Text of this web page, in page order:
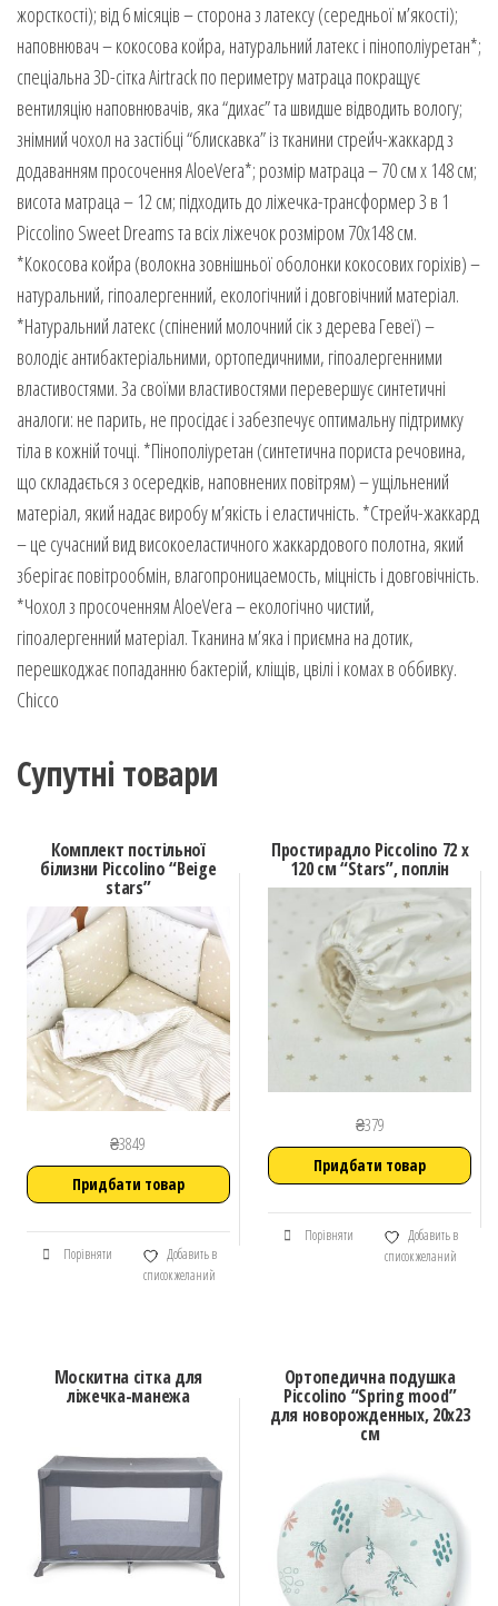
жорсткості); від 6 місяців – сторона з латексу (середньої м’якості);
наповнювач – кокосова койра, натуральний латекс і пінополіуретан*;
спеціальна 3D-сітка Airtrack по периметру матраца покращує
вентиляцію наповнювачів, яка “дихає” та швидше відводить вологу;
знімний чохол на застібці “блискавка” із тканини стрейч-жаккард з
додаванням просочення AloeVera*; розмір матраца – 70 см х 148 см;
висота матраца – 12 см; підходить до ліжечка-трансформер 3 в 1
Piccolino Sweet Dreams та всіх ліжечок розміром 70х148 см.
*Кокосова койра (волокна зовнішньої оболонки кокосових горіхів) –
натуральний, гіпоалергенний, екологічний і довговічний матеріал.
*Натуральний латекс (спінений молочний сік з дерева Гевеї) –
володіє антибактеріальними, ортопедичними, гіпоалергенними
властивостями. За своїми властивостями перевершує синтетичні
аналоги: не парить, не просідає і забезпечує оптимальну підтримку
тіла в кожній точці. *Пінополіуретан (синтетична пориста речовина,
що складається з осередків, наповнених повітрям) – ущільнений
матеріал, який надає виробу м’якість і еластичність. *Стрейч-жаккард
– це сучасний вид високоеластичного жаккардового полотна, який
зберігає повітрообмін, влагопроницаемость, міцність і довговічність.
*Чохол з просоченням AloeVera – екологічно чистий,
гіпоалергенний матеріал. Тканина м’яка і приємна на дотик,
перешкоджає попаданню бактерій, кліщів, цвілі і комах в оббивку.
Chicco
Супутні товари
Комплект постільної
білизни Piccolino “Beige
stars”
₴3849
Придбати товар
Порівняти
Добавить в
список желаний
Простирадло Piccolino 72 х
120 см “Stars”, поплін
₴379
Придбати товар
Порівняти
Добавить в
список желаний
Москитна сітка для
ліжечка-манежа
Ортопедична подушка
Piccolino “Spring mood”
для новорожденных, 20х23
см